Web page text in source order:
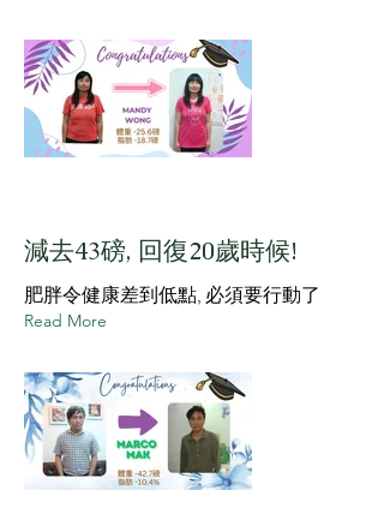
減去43磅, 回復20歲時候!
肥胖令健康差到低點, 必須要行動了
Read More